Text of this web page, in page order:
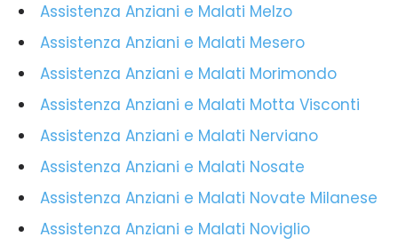
Assistenza Anziani e Malati Melzo
Assistenza Anziani e Malati Mesero
Assistenza Anziani e Malati Morimondo
Assistenza Anziani e Malati Motta Visconti
Assistenza Anziani e Malati Nerviano
Assistenza Anziani e Malati Nosate
Assistenza Anziani e Malati Novate Milanese
Assistenza Anziani e Malati Noviglio